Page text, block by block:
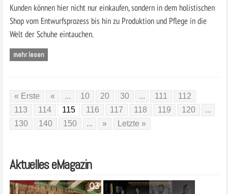
Kunden können hier nicht nur einkaufen, sondern in dem holistischen
Shop vom Entwurfsprozess bis hin zu Produktion und Pflege in die
Welt der Schuhe eintauchen.
mehr lesen
« Erste « ... 10 20 30 ... 111
112
113
114 115 116 117 118 119 120
...
130
140 150 ... » Letzte »
Aktuelles eMagazin